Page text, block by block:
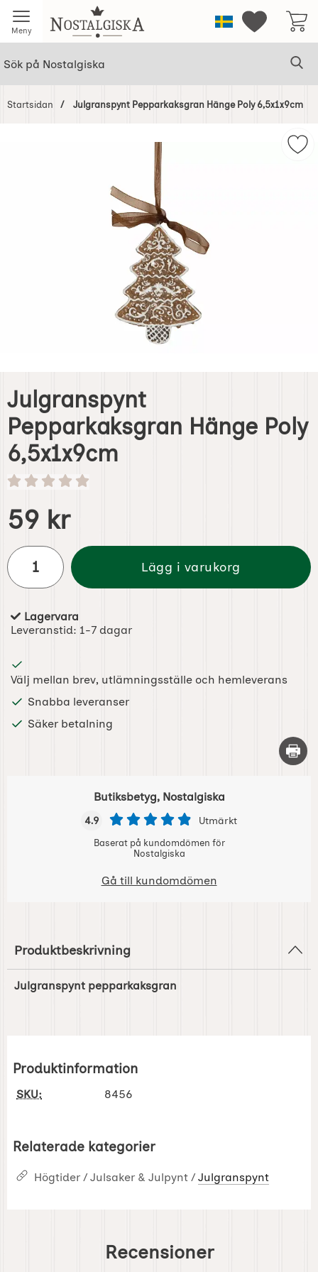
Meny Startsidan för NostalgiskaSverigeMina
Startsidan Julgranspynt Pepparkaksgran Hänge Poly 6,5x1x9cm
Julgranspynt
Pepparkaksgran Hänge Poly
6,5x1x9cm
Handla denna produkt Julgranspynt Pepparkaksgran
pris
59 kr
antal
Lägg i varukorg
Tillgänglighet:
Lagervara
Leveranstid: 1-7 dagar
Välj mellan brev, utlämningsställe och hemleverans
Snabba leveranser
Säker betalning
Skriv
Butiksbetyg, Nostalgiska
4.9 Utmärkt
Baserat på kundomdömen för
Nostalgiska
Gå till kundomdömen
Produktbeskrivning
Julgranspynt pepparkaksgran
Produktinformation
SKU: 8456
Relaterade kategorier
Högtider / Julsaker & Julpynt / Julgranspynt
Recensioner